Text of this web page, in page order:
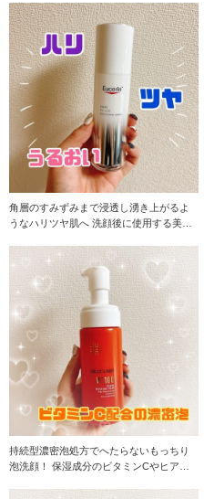
角層のすみずみまで浸透し湧き上がるよ
うなハリツヤ肌へ 洗顔後に使用する美容
持続型濃密泡処方でへたらないもっちり
泡洗顔！ 保湿成分のビタミンCやヒアル